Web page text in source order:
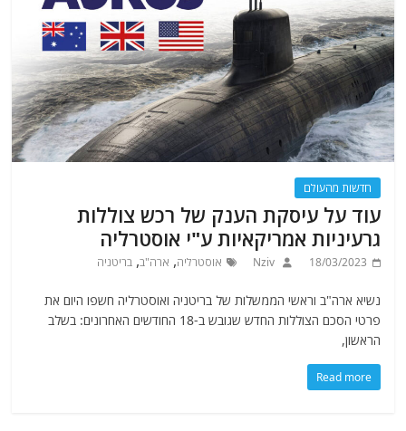
חדשות מהעולם
עוד על עיסקת הענק של רכש צוללות
גרעיניות אמריקאיות ע"י אוסטרליה
18/03/2023
Nziv אוסטרליה, ארה"ב,בריטניה
נשיא ארה"ב וראשי הממשלות של בריטניה ואוסטרליה חשפו היום את
פרטי הסכם הצוללות החדש שגובש ב-18 החודשים האחרונים: בשלב
הראשון,
Read more